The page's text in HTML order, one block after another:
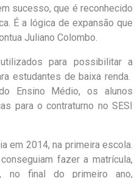
sucesso, que é reconhecido
É a lógica de expansão que
Juliano Colombo.
para possibilitar a
estudantes de baixa renda.
Ensino Médio, os alunos
para o contraturno no SESI
em 2014, na primeira escola.
fazer a matrícula,
no final do primeiro ano,